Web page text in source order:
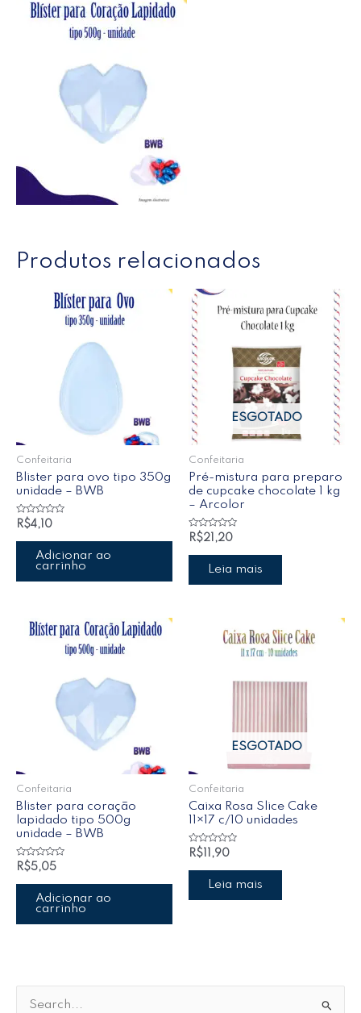
Produtos relacionados
Confeitaria
Blister para ovo tipo 350g
unidade – BWB
Avaliação
de
R$4,10
Adicionar ao
carrinho
ESGOTADO
Confeitaria
Pré-mistura para preparo
de cupcake chocolate 1 kg
– Arcolor
Avaliação
de
R$21,20
Leia mais
Confeitaria
Blister para coração
lapidado tipo 500g
unidade – BWB
Avaliação
de
R$5,05
Adicionar ao
carrinho
ESGOTADO
Confeitaria
Caixa Rosa Slice Cake
11×17 c/10 unidades
Avaliação
de
R$ 11,90
Leia mais